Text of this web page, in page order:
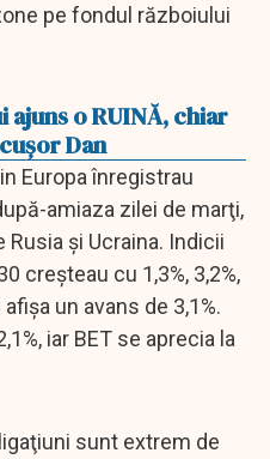
pe fondul războiului
ajuns o RUINĂ, chiar
Dan
Europa înregistrau
amiaza zilei de marţi,
şi Ucraina. Indicii
creşteau cu 1,3%, 3,2%,
afişa un avans de 3,1%.
iar BET se aprecia la
sunt extrem de